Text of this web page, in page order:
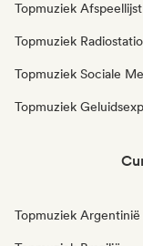
Topmuziek
Topmuziek
Topmuziek Sociale
Topmuziek
Topmuziek Argentinië